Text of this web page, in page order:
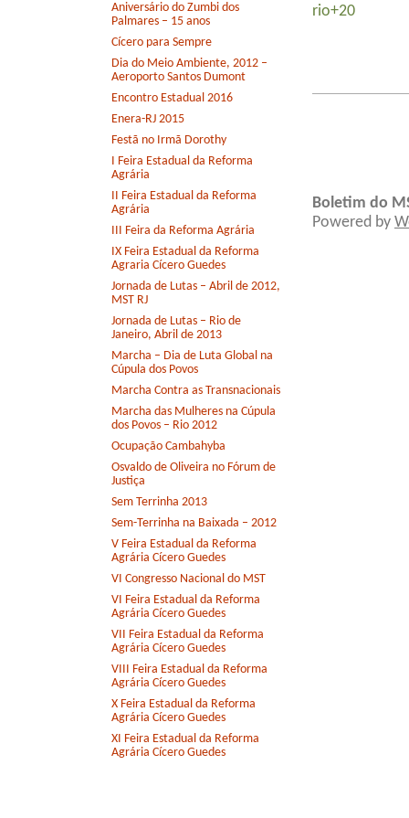
Aniversário do Zumbi dos
Palmares – 15 anos
Cícero para Sempre
Dia do Meio Ambiente, 2012 –
Aeroporto Santos Dumont
Encontro Estadual 2016
Enera-RJ 2015
Festã no Irmã Dorothy
I Feira Estadual da Reforma
Agrária
II Feira Estadual da Reforma
Agrária
III Feira da Reforma Agrária
IX Feira Estadual da Reforma
Agraria Cícero Guedes
Jornada de Lutas – Abril de 2012,
MST RJ
Jornada de Lutas – Rio de
Janeiro, Abril de 2013
Marcha – Dia de Luta Global na
Cúpula dos Povos
Marcha Contra as Transnacionais
Marcha das Mulheres na Cúpula
dos Povos – Rio 2012
Ocupação Cambahyba
Osvaldo de Oliveira no Fórum de
Justiça
Sem Terrinha 2013
Sem-Terrinha na Baixada – 2012
V Feira Estadual da Reforma
Agrária Cícero Guedes
VI Congresso Nacional do MST
VI Feira Estadual da Reforma
Agrária Cícero Guedes
VII Feira Estadual da Reforma
Agrária Cícero Guedes
VIII Feira Estadual da Reforma
Agrária Cícero Guedes
X Feira Estadual da Reforma
Agrária Cícero Guedes
XI Feira Estadual da Reforma
Agrária Cícero Guedes
rio+20
Boletim do
Powered by